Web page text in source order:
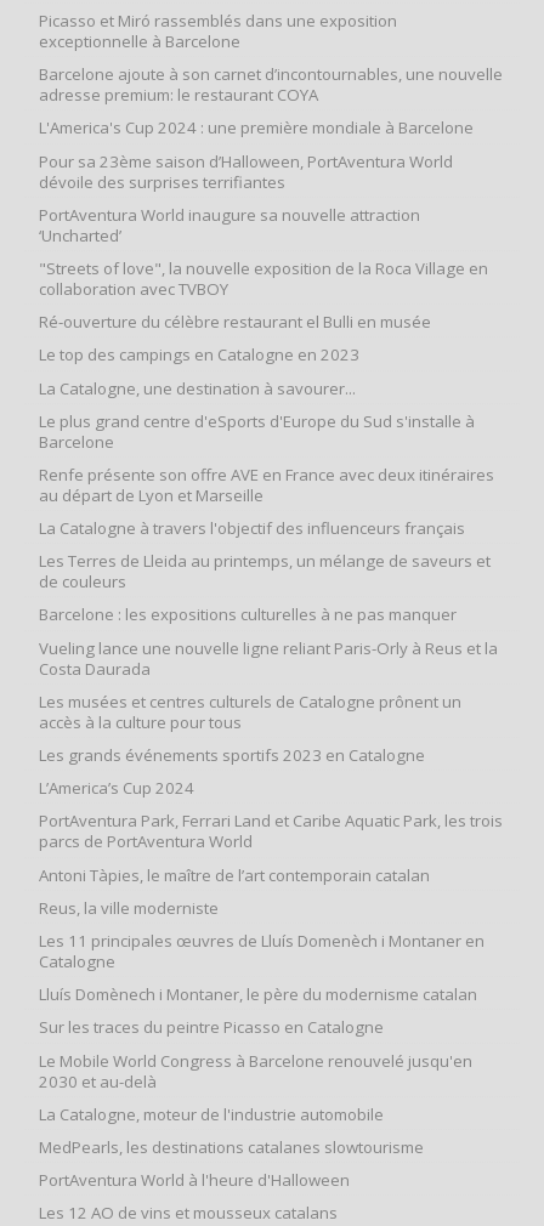
Picasso et Miró rassemblés dans une exposition
exceptionnelle à Barcelone
Barcelone ajoute à son carnet d’incontournables, une nouvelle
adresse premium: le restaurant COYA
L'America's Cup 2024 : une première mondiale à Barcelone
Pour sa 23ème saison d’Halloween, PortAventura World
dévoile des surprises terrifiantes
PortAventura World inaugure sa nouvelle attraction
‘Uncharted’
"Streets of love", la nouvelle exposition de la Roca Village en
collaboration avec TVBOY
Ré-ouverture du célèbre restaurant el Bulli en musée
Le top des campings en Catalogne en 2023
La Catalogne, une destination à savourer...
Le plus grand centre d'eSports d'Europe du Sud s'installe à
Barcelone
Renfe présente son offre AVE en France avec deux itinéraires
au départ de Lyon et Marseille
La Catalogne à travers l'objectif des influenceurs français
Les Terres de Lleida au printemps, un mélange de saveurs et
de couleurs
Barcelone : les expositions culturelles à ne pas manquer
Vueling lance une nouvelle ligne reliant Paris-Orly à Reus et la
Costa Daurada
Les musées et centres culturels de Catalogne prônent un
accès à la culture pour tous
Les grands événements sportifs 2023 en Catalogne
L’America’s Cup 2024
PortAventura Park, Ferrari Land et Caribe Aquatic Park, les trois
parcs de PortAventura World
Antoni Tàpies, le maître de l’art contemporain catalan
Reus, la ville moderniste
Les 11 principales œuvres de Lluís Domenèch i Montaner en
Catalogne
Lluís Domènech i Montaner, le père du modernisme catalan
Sur les traces du peintre Picasso en Catalogne
Le Mobile World Congress à Barcelone renouvelé jusqu'en
2030 et au-delà
La Catalogne, moteur de l'industrie automobile
MedPearls, les destinations catalanes slowtourisme
PortAventura World à l'heure d'Halloween
Les 12 AO de vins et mousseux catalans